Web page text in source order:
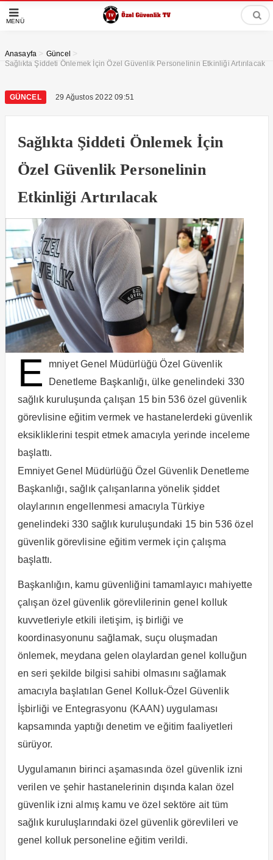
MENÜ
Anasayfa > Güncel >
Sağlıkta Şiddeti Önlemek İçin Özel Güvenlik Personelinin Etkinliği Artırılacak
GÜNCEL 29 Ağustos 2022 09:51
Sağlıkta Şiddeti Önlemek İçin
Özel Güvenlik Personelinin
Etkinliği Artırılacak
E
mniyet Genel Müdürlüğü Özel Güvenlik
Denetleme Başkanlığı, ülke genelindeki 330
sağlık kuruluşunda çalışan 15 bin 536 özel güvenlik
görevlisine eğitim vermek ve hastanelerdeki güvenlik
eksikliklerini tespit etmek amacıyla yerinde inceleme
başlattı.
Emniyet Genel Müdürlüğü Özel Güvenlik Denetleme
Başkanlığı, sağlık çalışanlarına yönelik şiddet
olaylarının engellenmesi amacıyla Türkiye
genelindeki 330 sağlık kuruluşundaki 15 bin 536 özel
güvenlik görevlisine eğitim vermek için çalışma
başlattı.
Başkanlığın, kamu güvenliğini tamamlayıcı mahiyette
çalışan özel güvenlik görevlilerinin genel kolluk
kuvvetleriyle etkili iletişim, iş birliği ve
koordinasyonunu sağlamak, suçu oluşmadan
önlemek, meydana gelen olaylardan genel kolluğun
en seri şekilde bilgisi sahibi olmasını sağlamak
amacıyla başlatılan Genel Kolluk-Özel Güvenlik
İşbirliği ve Entegrasyonu (KAAN) uygulaması
kapsamında yaptığı denetim ve eğitim faaliyetleri
sürüyor.
Uygulamanın birinci aşamasında özel güvenlik izni
verilen ve şehir hastanelerinin dışında kalan özel
güvenlik izni almış kamu ve özel sektöre ait tüm
sağlık kuruluşlarındaki özel güvenlik görevlileri ve
genel kolluk personeline eğitim verildi.